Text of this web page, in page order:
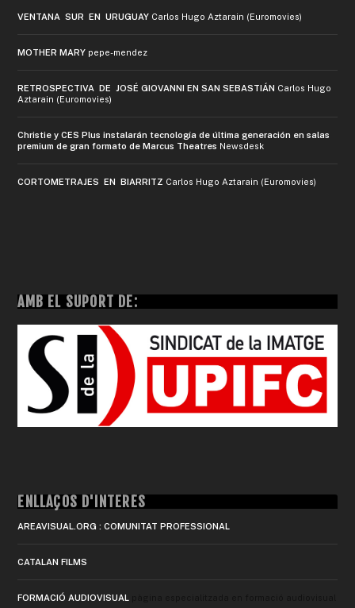
VENTANA SUR EN URUGUAY Carlos Hugo Aztarain (Euromovies)
MOTHER MARY pepe-mendez
RETROSPECTIVA DE JOSÉ GIOVANNI EN SAN SEBASTIÁN Carlos Hugo
Aztarain (Euromovies)
Christie y CES Plus instalarán tecnología de última generación en salas
premium de gran formato de Marcus Theatres Newsdesk
CORTOMETRAJES EN BIARRITZ Carlos Hugo Aztarain (Euromovies)
AMB EL SUPORT DE:
ENLLAÇOS D'INTERÈS
AREAVISUAL.ORG : COMUNITAT PROFESSIONAL
CATALAN FILMS
FORMACIÓ AUDIOVISUAL